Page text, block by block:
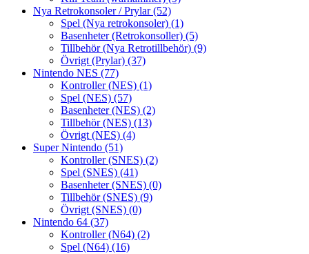
Nya Retrokonsoler / Prylar(52)
Spel (Nya retrokonsoler) (1)
Basenheter (Retrokonsoller) (5)
Tillbehör (Nya Retrotillbehör) (9)
Övrigt (Prylar) (37)
Nintendo NES (77)
Kontroller (NES) (1)
Spel (NES) (57)
Basenheter (NES) (2)
Tillbehör (NES) (13)
Övrigt (NES) (4)
Super Nintendo (51)
Kontroller (SNES) (2)
Spel (SNES) (41)
Basenheter (SNES) (0)
Tillbehör (SNES) (9)
Övrigt (SNES) (0)
Nintendo 64 (37)
Kontroller (N64) (2)
Spel (N64) (16)